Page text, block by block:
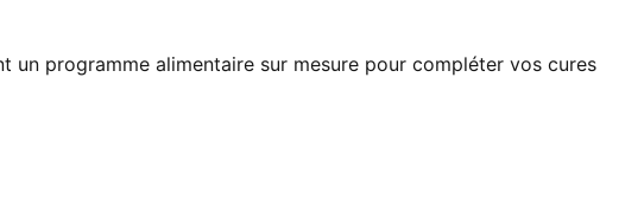
un programme alimentaire sur mesure pour compléter vos cures